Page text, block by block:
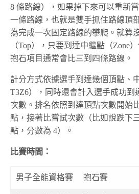
8 條路線），如果掉下來可以重新
一條路線，也就是雙手抓住路線頂
為完成一次固定路線的攀爬。就算
（Top），只要到達中繼點（Zone
抱石項目通常會比三到四條路線。
計分方式依據選手到達幾個頂點、
T3Z6），同時還會計入選手成功到
次數。排名依照到達頂點次數開始
點，接著比嘗試次數（比如說跌下
點，分數為 4）。
比賽時間：
男子全能資格賽 抱石賽